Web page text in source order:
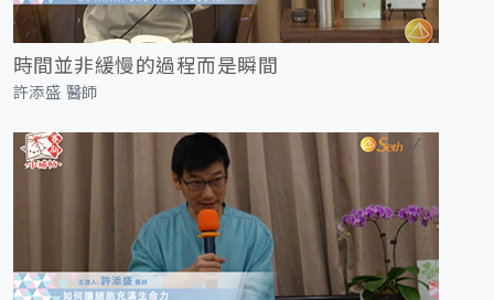
時間並非緩慢的過程而是瞬間
許添盛 醫師